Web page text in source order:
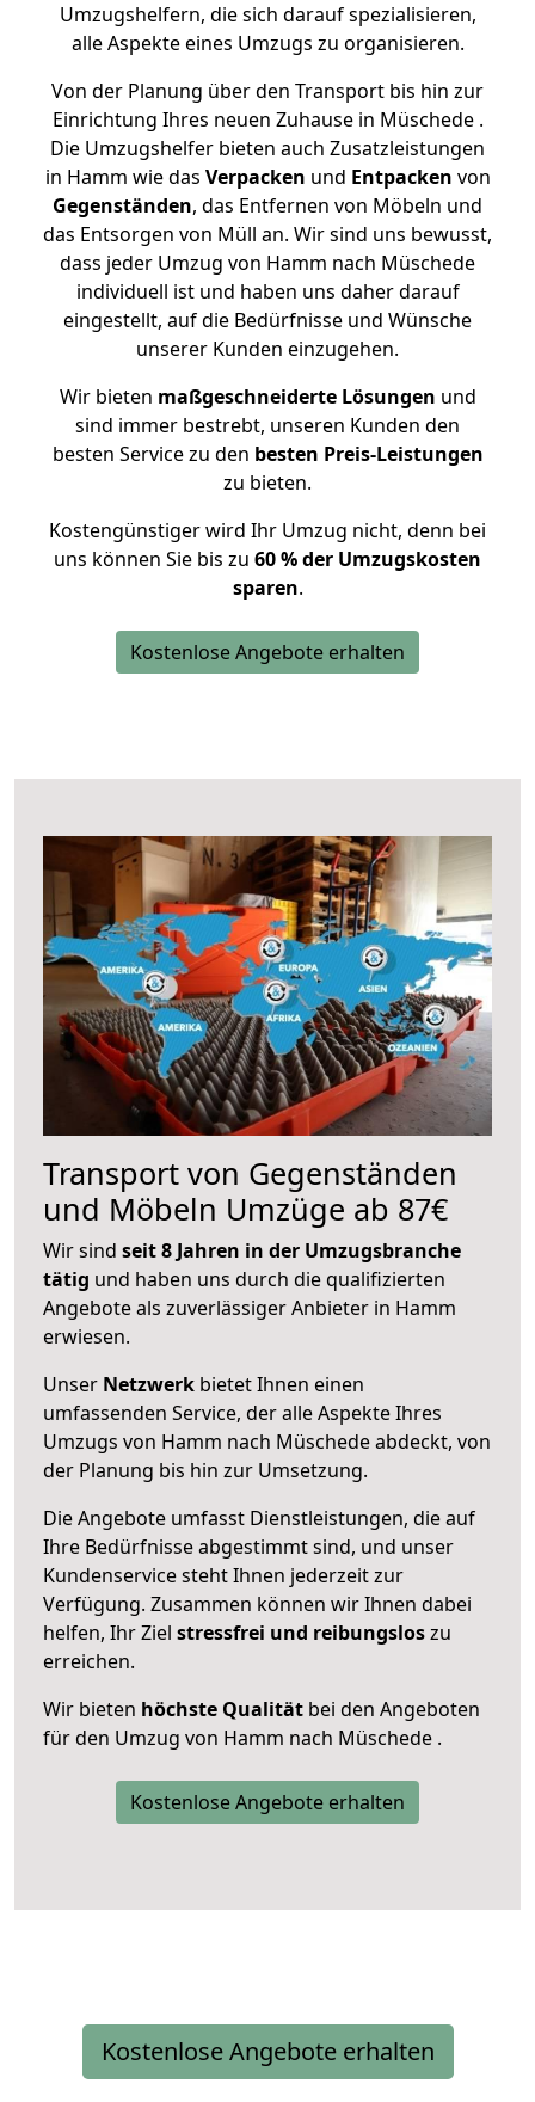
Umzugshelfern, die sich darauf spezialisieren,
alle Aspekte eines Umzugs zu organisieren.
Von der Planung über den Transport bis hin zur
Einrichtung Ihres neuen Zuhause in Müschede .
Die Umzugshelfer bieten auch Zusatzleistungen
in Hamm wie das Verpacken und Entpacken von
Gegenständen, das Entfernen von Möbeln und
das Entsorgen von Müll an. Wir sind uns bewusst,
dass jeder Umzug von Hamm nach Müschede
individuell ist und haben uns daher darauf
eingestellt, auf die Bedürfnisse und Wünsche
unserer Kunden einzugehen.
Wir bieten maßgeschneiderte Lösungen und
sind immer bestrebt, unseren Kunden den
besten Service zu den besten Preis-Leistungen
zu bieten.
Kostengünstiger wird Ihr Umzug nicht, denn bei
uns können Sie bis zu 60 % der Umzugskosten
sparen.
Kostenlose Angebote erhalten
Transport von Gegenständen
und Möbeln Umzüge ab 87€
Wir sind seit 8 Jahren in der Umzugsbranche
tätig und haben uns durch die qualifizierten
Angebote als zuverlässiger Anbieter in Hamm
erwiesen.
Unser Netzwerk bietet Ihnen einen
umfassenden Service, der alle Aspekte Ihres
Umzugs von Hamm nach Müschede abdeckt, von
der Planung bis hin zur Umsetzung.
Die Angebote umfasst Dienstleistungen, die auf
Ihre Bedürfnisse abgestimmt sind, und unser
Kundenservice steht Ihnen jederzeit zur
Verfügung. Zusammen können wir Ihnen dabei
helfen, Ihr Ziel stressfrei und reibungsloszu
erreichen.
Wir bieten höchste Qualität bei den Angeboten
für den Umzug von Hamm nach Müschede .
Kostenlose Angebote erhalten
Kostenlose Angebote erhalten